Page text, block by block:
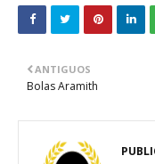
ANTIGUOS
Bolas Aramith